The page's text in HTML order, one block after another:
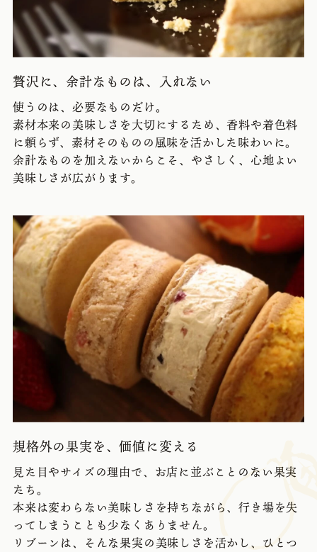
贅沢に、余計なものは、入れない
使うのは、必要なものだけ。
素材本来の美味しさを大切にするため、香料や着色料
に頼らず、素材そのものの風味を活かした味わいに。
余計なものを加えないからこそ、やさしく、心地よい
美味しさが広がります。
規格外の果実を、価値に変える
見た目やサイズの理由で、お店に並ぶことのない果実
たち。
本来は変わらない美味しさを持ちながら、行き場を失
ってしまうことも少なくありません。
リブーンは、そんな果実の美味しさを活かし、ひとつ